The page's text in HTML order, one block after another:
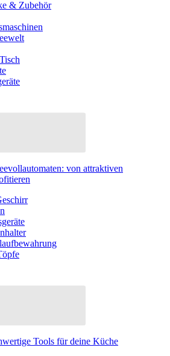
& Zubehör
von attraktiven
Tools für deine Küche